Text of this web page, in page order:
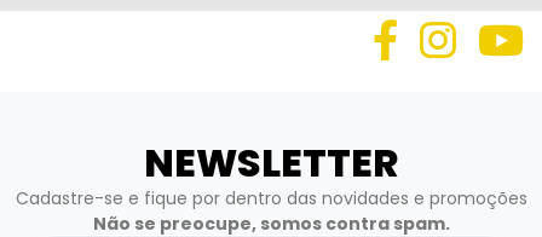
NEWSLETTER
Cadastre-se e fique por dentro das novidades e promoções
Não se preocupe, somos contra spam.